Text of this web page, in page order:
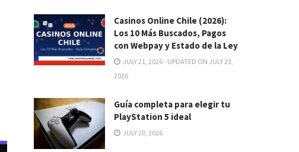
Casinos Online Chile (2026):
Los 10 Más Buscados, Pagos
con Webpay y Estado de la Ley
JULY 21, 2026 - UPDATED ON JULY 23,
2026
Guía completa para elegir tu
PlayStation 5 ideal
JULY 20, 2026